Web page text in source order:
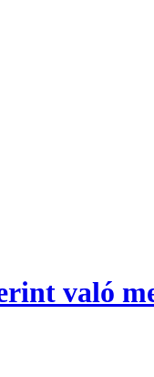
való